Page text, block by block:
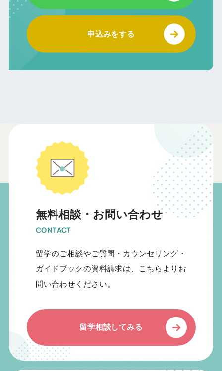
申込みをする
無料相談・お問い合わせ
CONTACT
留学のご相談やご質問・カウンセリング・
ガイドブックの資料請求は、こちらよりお
問い合わせください。
留学相談してみる